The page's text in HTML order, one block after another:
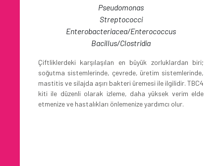
Pseudomonas
Streptococci
Enterobacteriacea/Enterococcus
Bacillus/Clostridia
Çiftliklerdeki karşılaşılan en büyük zorluklardan biri;
soğutma sistemlerinde, çevrede, üretim sistemlerinde,
mastitis ve silajda aşırı bakteri üremesi ile ilgilidir. TBC4
kiti ile düzenli olarak izleme, daha yüksek verim elde
etmenize ve hastalıkları önlemenize yardımcı olur.